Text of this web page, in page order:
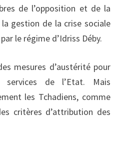
de l’opposition et de la
gestion de la crise sociale
le régime d’Idriss Déby.
mesures d’austérité pour
services de l’Etat. Mais
les Tchadiens, comme
critères d’attribution des